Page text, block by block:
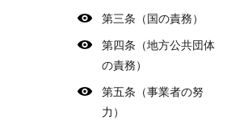
第三条（国の責務）
第四条（地方公共団体
の責務）
第五条（事業者の努
力）